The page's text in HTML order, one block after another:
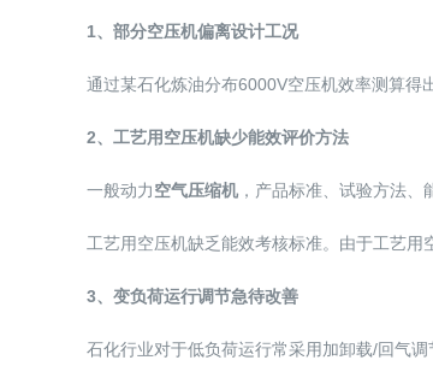
1、部分空压机偏离设计工况
通过某石化炼油分布6000V空压机效率测算得
2、工艺用空压机缺少能效评价方法
一般动力空气压缩机 ，产品标准、试验方法
工艺用空压机缺乏能效考核标准。由于工艺用
3、变负荷运行调节急待改善
石化行业对于低负荷运行常采用加卸载/回气